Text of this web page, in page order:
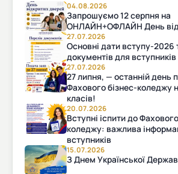
04.08.2026
Запрошуємо 12 серпня на
ОНЛАЙН+ОФЛАЙН День
27.07.2026
Основні дати вступу-2026
документів для вступників
27.07.2026
27 липня, — останній день
Фахового бізнес-коледжу
класів!
20.07.2026
Вступні іспити до
коледжу: важлива
вступників
15.07.2026
З Днем Української